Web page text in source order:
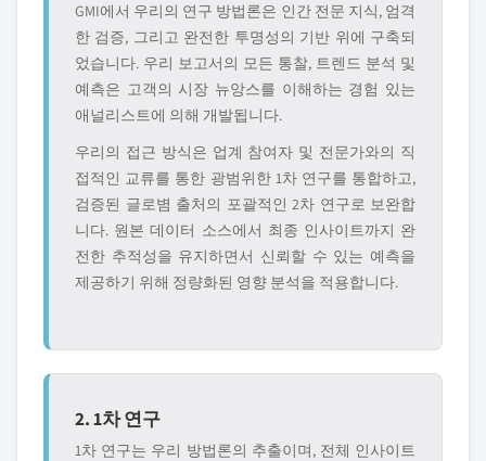
GMI에서 우리의 연구 방법론은 인간 전문 지식, 엄격
한 검증, 그리고 완전한 투명성의 기반 위에 구축되
었습니다. 우리 보고서의 모든 통찰, 트렌드 분석 및
예측은 고객의 시장 뉴앙스를 이해하는 경험 있는
애널리스트에 의해 개발됩니다.
우리의 접근 방식은 업계 참여자 및 전문가와의 직
접적인 교류를 통한 광범위한 1차 연구를 통합하고,
검증된 글로볌 출처의 포괄적인 2차 연구로 보완합
니다. 원본 데이터 소스에서 최종 인사이트까지 완
전한 추적성을 유지하면서 신뢰할 수 있는 예측을
제공하기 위해 정량화된 영향 분석을 적용합니다.
2. 1차 연구
1차 연구는 우리 방법론의 추출이며, 전체 인사이트